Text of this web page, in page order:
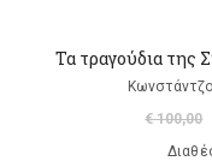
Τα τραγούδια της
€ 100,00